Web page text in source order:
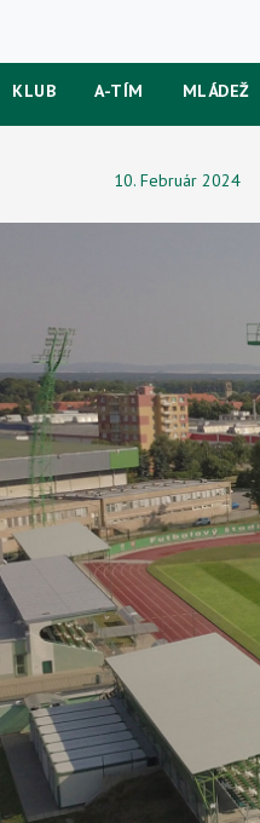
KLUB A-TÍM MLÁDEŽ
10. Február 2024